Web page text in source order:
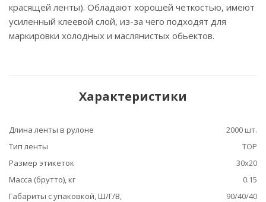
красящей ленты). Обладают хорошей чёткостью, имеют
усиленный клеевой слой, из-за чего подходят для
маркировки холодных и маслянистых обьектов.
Характеристики
Длина ленты в рулоне
2000 шт.
Тип ленты
TOP
Размер этикеток
30x20
Масса (брутто), кг
0.15
Габариты с упаковкой, Ш/Г/В,
90/40/40